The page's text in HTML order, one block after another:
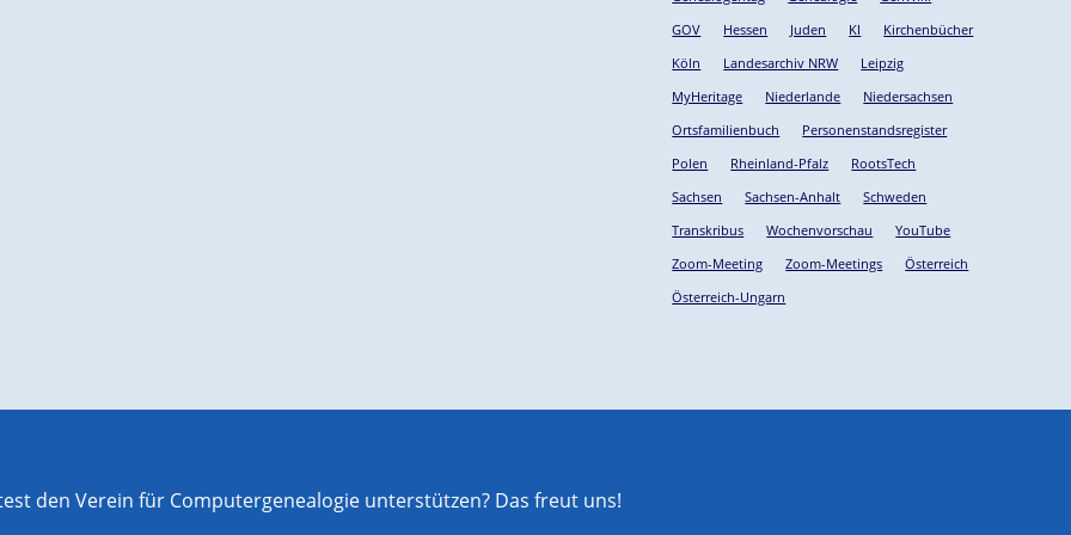
GOV
Hessen Juden KI
Kirchenbücher
Köln
Landesarchiv NRW
Leipzig
MyHeritage
Niederlande
Niedersachsen
Ortsfamilienbuch
Personenstandsregister
Polen
Rheinland-Pfalz
RootsTech
Sachsen
Sachsen-Anhalt
Schweden
Transkribus
Wochenvorschau
YouTube
Zoom-Meeting
Zoom-Meetings
Österreich
Österreich-Ungarn
den Verein für Computergenealogie unterstützen? Das freut uns!